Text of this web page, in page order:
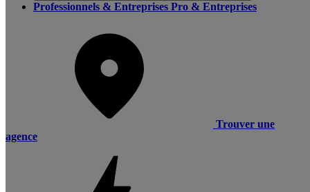
Professionnels & Entreprises Pro & Entreprises
Trouver une
agence